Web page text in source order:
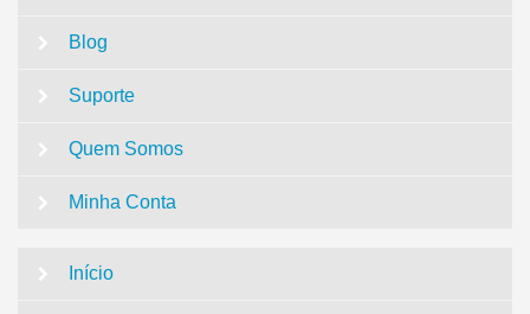
Blog
Suporte
Quem Somos
Minha Conta
Início